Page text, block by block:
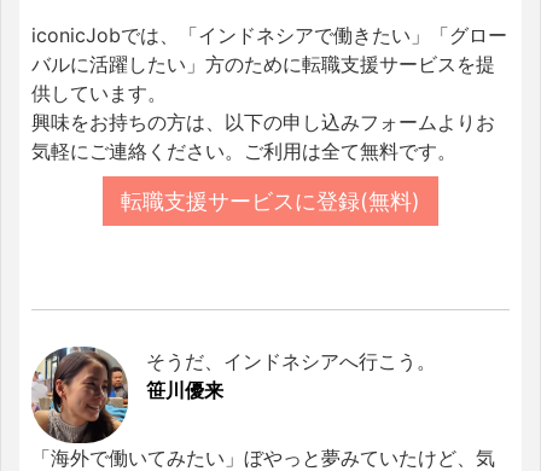
iconicJobでは、「インドネシアで働きたい」「グロー
バルに活躍したい」方のために転職支援サービスを提
供しています。
興味をお持ちの方は、以下の申し込みフォームよりお
気軽にご連絡ください。ご利用は全て無料です。
転職支援サービスに登録(無料)
そうだ、インドネシアへ行こう。
笹川優来
「海外で働いてみたい」ぼやっと夢みていたけど、気